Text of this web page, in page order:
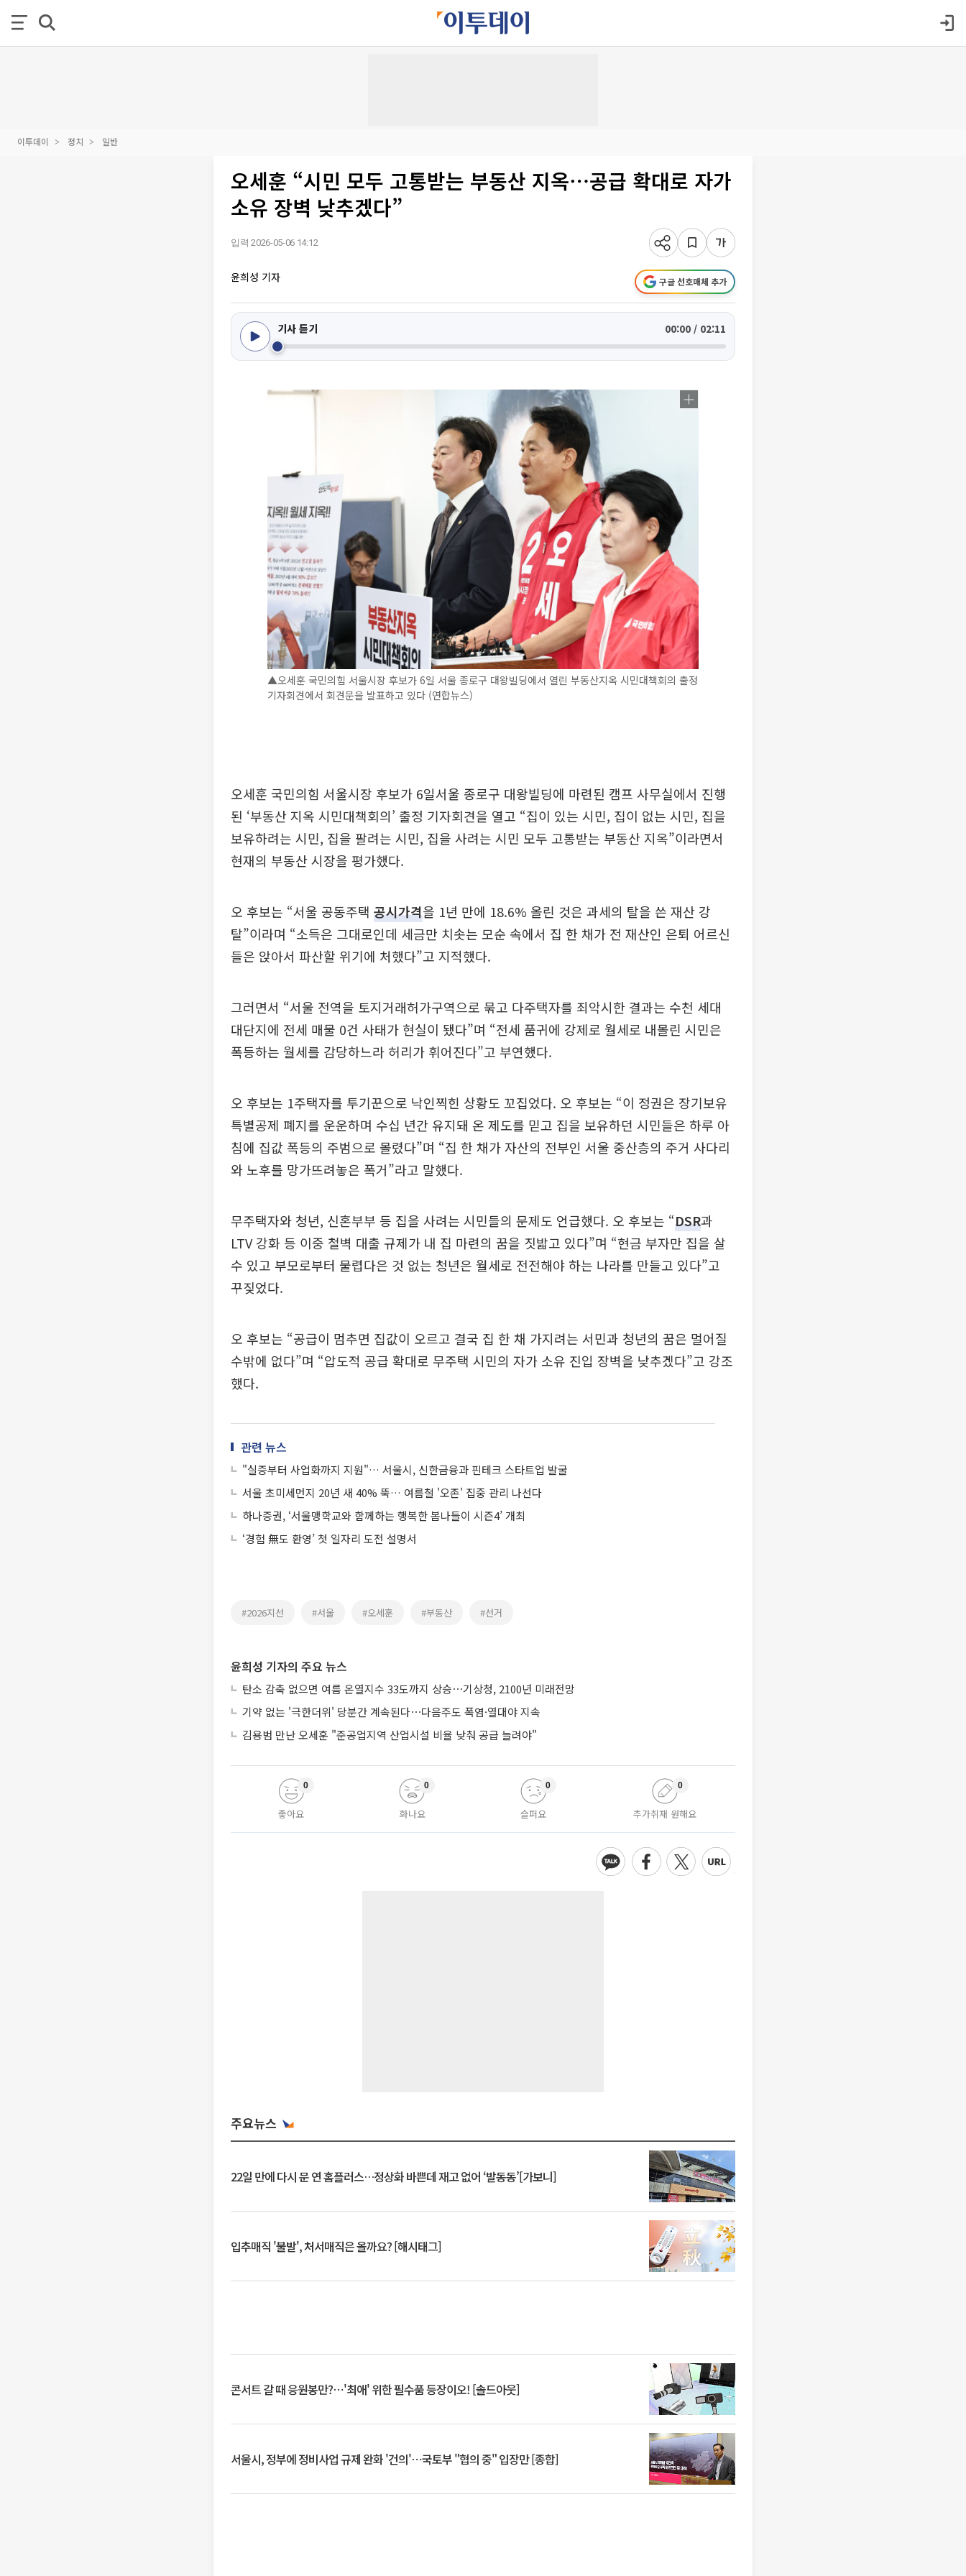
이투데이 정치 일반
오세훈 “시민 모두 고통받는 부동산 지옥⋯공급 확대로 자가
소유 장벽 낮추겠다”
입력 2026-05-06 14:12
윤희성 기자 구글 선호매체 추가
기사 듣기 00:00 / 02:11
▲오세훈 국민의힘 서울시장 후보가 6일 서울 종로구 대왕빌딩에서 열린 부동산지옥 시민대책회의 출정
기자회견에서 회견문을 발표하고 있다 (연합뉴스)
오세훈 국민의힘 서울시장 후보가 6일서울 종로구 대왕빌딩에 마련된 캠프 사무실에서 진행
된 ‘부동산 지옥 시민대책회의’ 출정 기자회견을 열고 “집이 있는 시민, 집이 없는 시민, 집을
보유하려는 시민, 집을 팔려는 시민, 집을 사려는 시민 모두 고통받는 부동산 지옥”이라면서
현재의 부동산 시장을 평가했다.
오 후보는 “서울 공동주택 공시가격을 1년 만에 18.6% 올린 것은 과세의 탈을 쓴 재산 강
탈”이라며 “소득은 그대로인데 세금만 치솟는 모순 속에서 집 한 채가 전 재산인 은퇴 어르신
들은 앉아서 파산할 위기에 처했다”고 지적했다.
그러면서 “서울 전역을 토지거래허가구역으로 묶고 다주택자를 죄악시한 결과는 수천 세대
대단지에 전세 매물 0건 사태가 현실이 됐다”며 “전세 품귀에 강제로 월세로 내몰린 시민은
폭등하는 월세를 감당하느라 허리가 휘어진다”고 부연했다.
오 후보는 1주택자를 투기꾼으로 낙인찍힌 상황도 꼬집었다. 오 후보는 “이 정권은 장기보유
특별공제 폐지를 운운하며 수십 년간 유지돼 온 제도를 믿고 집을 보유하던 시민들은 하루 아
침에 집값 폭등의 주범으로 몰렸다”며 “집 한 채가 자산의 전부인 서울 중산층의 주거 사다리
와 노후를 망가뜨려놓은 폭거”라고 말했다.
무주택자와 청년, 신혼부부 등 집을 사려는 시민들의 문제도 언급했다. 오 후보는 “DSR과
LTV 강화 등 이중 철벽 대출 규제가 내 집 마련의 꿈을 짓밟고 있다”며 “현금 부자만 집을 살
수 있고 부모로부터 물렵다은 것 없는 청년은 월세로 전전해야 하는 나라를 만들고 있다”고
꾸짖었다.
오 후보는 “공급이 멈추면 집값이 오르고 결국 집 한 채 가지려는 서민과 청년의 꿈은 멀어질
수밖에 없다”며 “압도적 공급 확대로 무주택 시민의 자가 소유 진입 장벽을 낮추겠다”고 강조
했다.
관련 뉴스
"실증부터 사업화까지 지원"… 서울시, 신한금융과 핀테크 스타트업 발굴
서울 초미세먼지 20년 새 40% 뚝… 여름철 '오존' 집중 관리 나선다
하나증권, ‘서울맹학교와 함께하는 행복한 봄나들이 시즌4’ 개최
‘경험 無도 환영’ 첫 일자리 도전 설명서
#2026지선 #서울 #오세훈 #부동산 #선거
윤희성 기자의 주요 뉴스
탄소 감축 없으면 여름 온열지수 33도까지 상승⋯기상청, 2100년 미래전망
기약 없는 '극한더위' 당분간 계속된다⋯다음주도 폭염·열대야 지속
김용범 만난 오세훈 "준공업지역 산업시설 비율 낮춰 공급 늘려야"
좋아요
0
화나요
0
슬퍼요
0
추가취재 원해요
0
주요뉴스
22일 만에 다시 문 연 홈플러스…정상화 바쁜데 재고 없어 ‘발동동’[가보니]
입추매직 '불발', 처서매직은 올까요? [해시태그]
콘서트 갈 때 응원봉만?⋯'최애' 위한 필수품 등장이오! [솔드아웃]
서울시, 정부에 정비사업 규제 완화 '건의'⋯국토부 "협의 중" 입장만 [종합]